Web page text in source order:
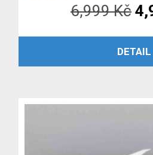
6,999Kč
PŘIDAT DO
DETAIL